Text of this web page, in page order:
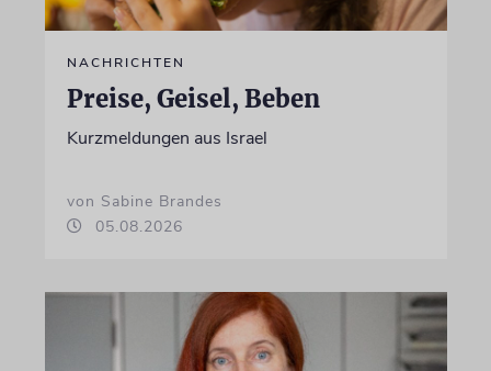
NACHRICHTEN
Preise, Geisel, Beben
Kurzmeldungen aus Israel
von Sabine Brandes
05.08.2026